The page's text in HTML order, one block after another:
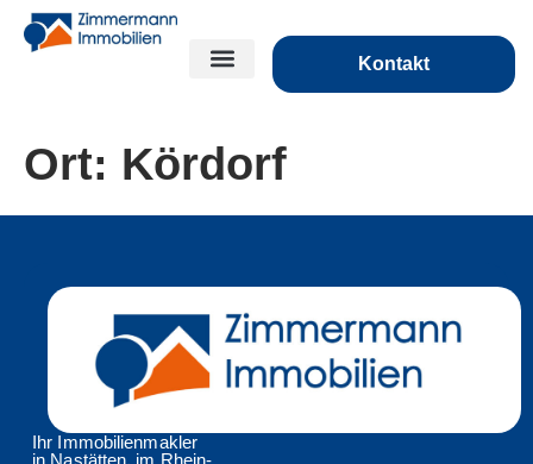
Kontakt
Ort: Kördorf
Ihr Immobilienmakler
in Nastätten, im Rhein-